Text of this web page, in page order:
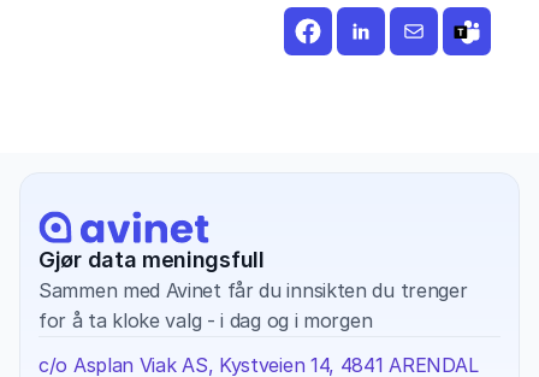
Gjør data meningsfull
Sammen med Avinet får du innsikten du trenger
for å ta kloke valg - i dag og i morgen
c/o Asplan Viak AS, Kystveien 14, 4841 ARENDAL